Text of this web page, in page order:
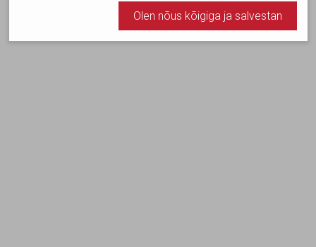
Kasutame tehnilisi küpsiseid, mis on vajalikud veebi
toimimiseks. Seadusega lubatud kohustuslikud
küpsised.
Olen nõus kõigiga ja salvestan